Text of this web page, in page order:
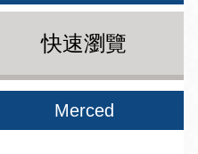
快速瀏覽
Merced